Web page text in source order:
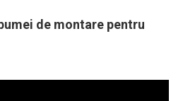
de montare pentru